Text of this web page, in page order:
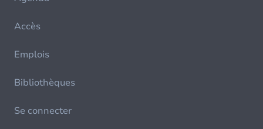
Accès
Emplois
Bibliothèques
Se connecter